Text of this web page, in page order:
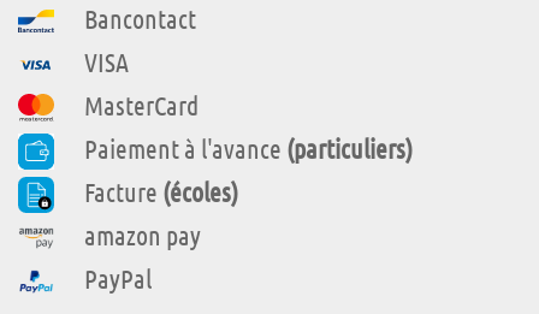
Bancontact
VISA
MasterCard
Paiement à l'avance (particuliers)
Facture (écoles)
amazon pay
PayPal